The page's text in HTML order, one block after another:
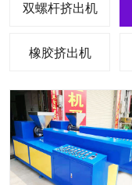
双螺杆挤出机
橡胶挤出机